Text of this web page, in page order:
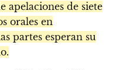
apelaciones de siete
orales en
partes esperan su